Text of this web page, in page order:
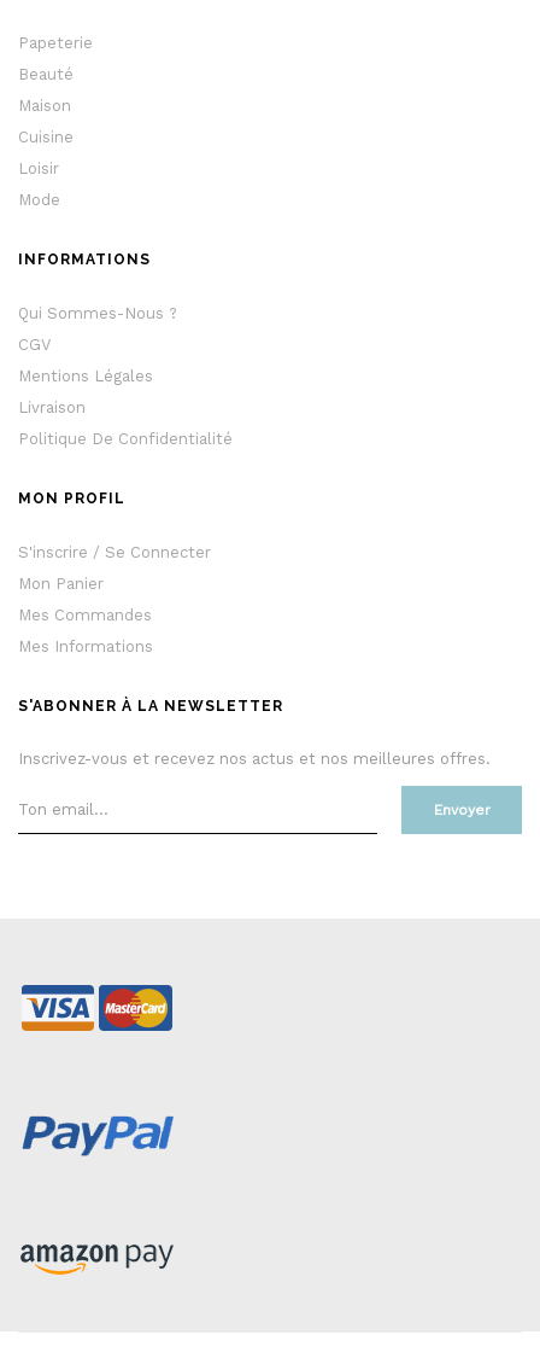
Papeterie
Beauté
Maison
Cuisine
Loisir
Mode
INFORMATIONS
Qui Sommes-Nous ?
CGV
Mentions Légales
Livraison
Politique De Confidentialité
MON PROFIL
S'inscrire / Se Connecter
Mon Panier
Mes Commandes
Mes Informations
S'ABONNER À LA NEWSLETTER
Inscrivez-vous et recevez nos actus et nos meilleures offres.
Envoyer